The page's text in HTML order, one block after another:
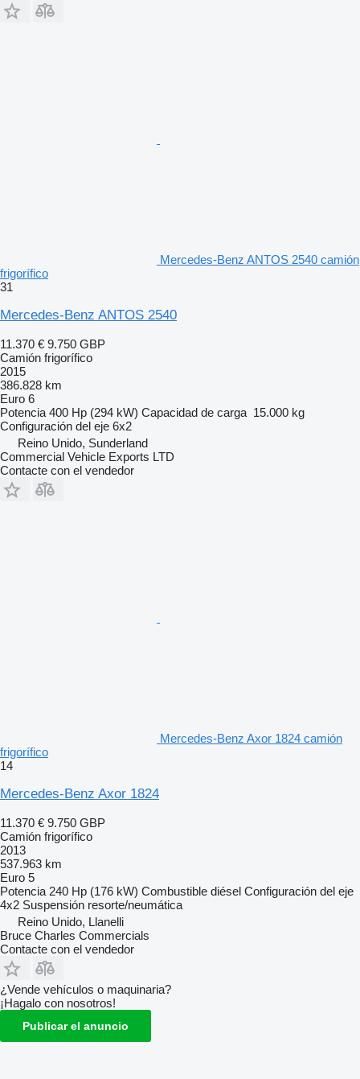
Mercedes-Benz ANTOS 2540 camión
frigorífico
31
Mercedes-Benz ANTOS 2540
11.370 € 9.750 GBP
Camión frigorífico
2015
386.828 km
Euro 6
Potencia 400 Hp (294 kW) Capacidad de carga 15.000 kg
Configuración del eje 6x2
Reino Unido, Sunderland
Commercial Vehicle Exports LTD
Contacte con el vendedor
Mercedes-Benz Axor 1824 camión
frigorífico
14
Mercedes-Benz Axor 1824
11.370 € 9.750 GBP
Camión frigorífico
2013
537.963 km
Euro 5
Potencia 240 Hp (176 kW) Combustible diésel Configuración del eje
4x2 Suspensión resorte/neumática
Reino Unido, Llanelli
Bruce Charles Commercials
Contacte con el vendedor
¿Vende vehículos o maquinaria?
¡Hagalo con nosotros!
Publicar el anuncio